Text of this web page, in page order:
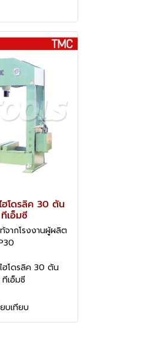
โดรลิค 30 ตัน
เอ็มซี
จากโรงงานผู้ผลิต
ฮโดรลิค 30 ตัน
เอ็มซี
บเทียบ